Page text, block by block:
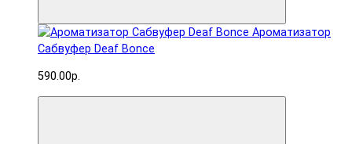
Ароматизатор
Сабвуфер Deaf Bonce
590.00р.